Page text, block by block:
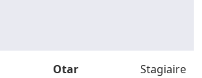
Otar Stagiaire